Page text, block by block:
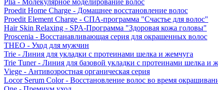
Plia - Молекулярное моделирование волос
Proedit Home Charge - Домашнее восстановление волос
Proedit Element Charge - СПА-программа "Счастье для волос"
Hair Skin Relaxing - SPA-Программа "Здоровая кожа головы"
Proscenia - Восстанавливающая серия для окрашенных волос
THEO - Уход для мужчин
Trie - Линия для укладки с протеинами шелка и жемчуга
Trie Tuner - Линия для базовой укладки с протеинами шелка и
Viege - Антивозростная органическая серия
Locor Serum Color - Восстановление волос во время